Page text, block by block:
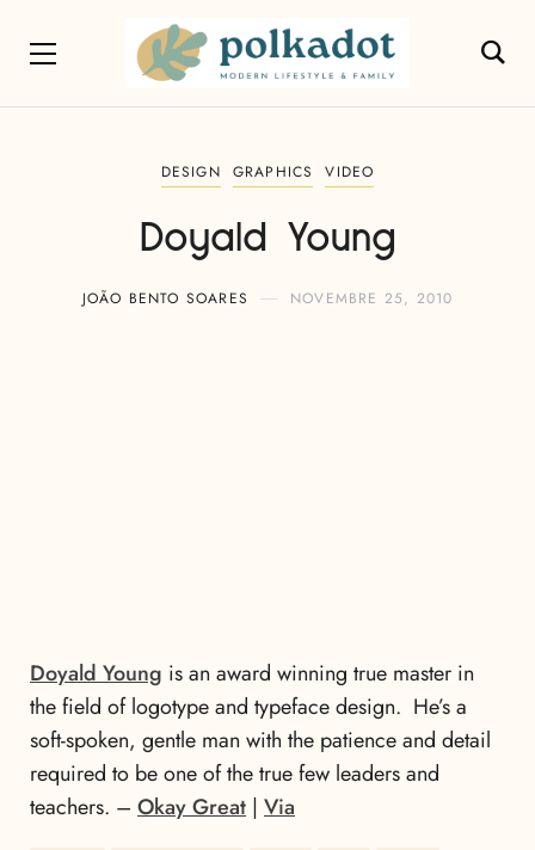
DESIGN GRAPHICS VIDEO
Doyald Young
JOÃO BENTO SOARES NOVEMBRE 25, 2010
Doyald Young is an award winning true master in
the field of logotype and typeface design. He’s a
soft-spoken, gentle man with the patience and detail
required to be one of the true few leaders and
teachers. – Okay Great | Via